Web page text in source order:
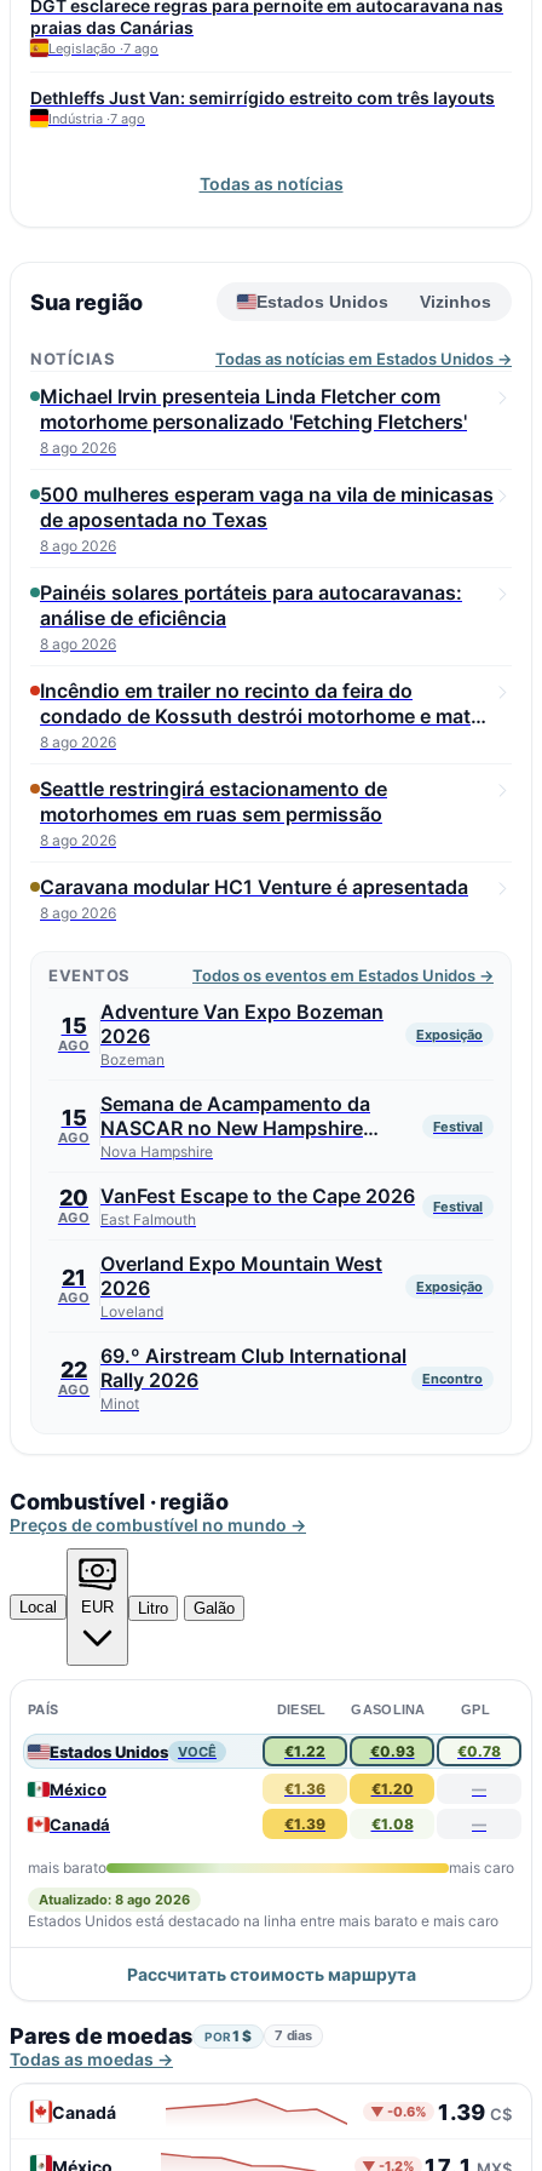
mais acessível Renault Trafic SpaceNomad também é
considerada uma opção fiável. A Fiat Ducato e a Iveco Daily,
usadas como base para muitas autocaravanas, podem atingir
DPF e corrosão. Os especialistas aconselham escolher um
veículo com histórico de manutenção completo e verificar a
quilometragem é de 1.500 a 2.500 euros.
DGT esclarece regras para pernoite em autocaravana nas
praias das Canárias
Legislação ·7 ago
Dethleffs Just Van: semirrígido estreito com três layouts
Indústria ·7 ago
Todas as notícias
Sua região Estados Unidos Vizinhos
NOTÍCIAS Todas as notícias em Estados Unidos →
Michael Irvin presenteia Linda Fletcher com
motorhome personalizado 'Fetching Fletchers'
8 ago 2026
500 mulheres esperam vaga na vila de minicasas
de aposentada no Texas
8 ago 2026
Painéis solares portáteis para autocaravanas:
análise de eficiência
8 ago 2026
Incêndio em trailer no recinto da feira do
condado de Kossuth destrói motorhome e mata
gato de estimação
8 ago 2026
Seattle restringirá estacionamento de
motorhomes em ruas sem permissão
8 ago 2026
Caravana modular HC1 Venture é apresentada
8 ago 2026
EVENTOS Todos os eventos em Estados Unidos →
15
AGO
Adventure Van Expo Bozeman
2026
Bozeman
Exposição
15
AGO
Semana de Acampamento da
NASCAR no New Hampshire
Motor Speedway 2026
Nova Hampshire
Festival
20
AGO
VanFest Escape to the Cape 2026
East Falmouth
Festival
21
AGO
Overland Expo Mountain West
2026
Loveland
Exposição
22
AGO
69.º Airstream Club International
Rally 2026
Minot
Encontro
Combustível · região
Preços de combustível no mundo →
Local EUR Litro Galão
PAÍS DIESEL GASOLINA GPL
Estados Unidos VOCÊ €1.22 €0.93 €0.78
México €1.36 €1.20 —
Canadá €1.39 €1.08 —
mais barato mais caro
Atualizado: 8 ago 2026
Estados Unidos está destacado na linha entre mais barato e mais caro
Рассчитать стоимость маршрута
Pares de moedas POR1 $ 7 dias
Todas as moedas →
Canadá ▼ -0.6% 1.39 C$
México ▼ -1.2%